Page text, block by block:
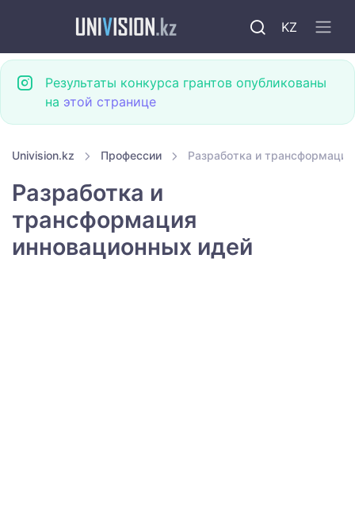
KZ
Результаты конкурса грантов опубликованы
на этой странице
Univision.kz Профессии Разработка и
Разработка и
трансформация
инновационных идей